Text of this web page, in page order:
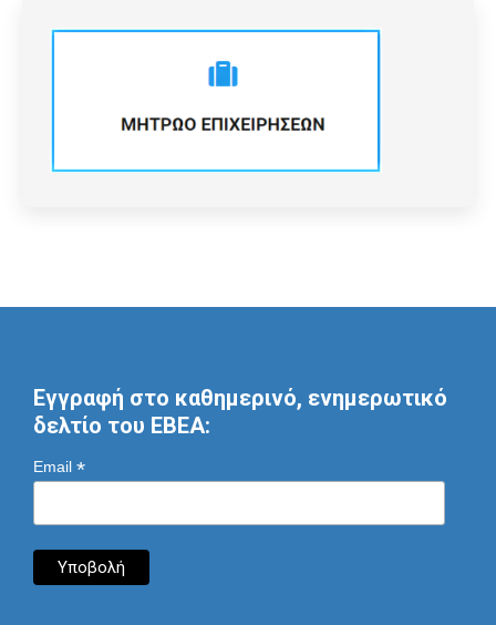
Εγγραφή στο καθημερινό, ενημερωτικό
δελτίο του ΕΒΕΑ:
Email *